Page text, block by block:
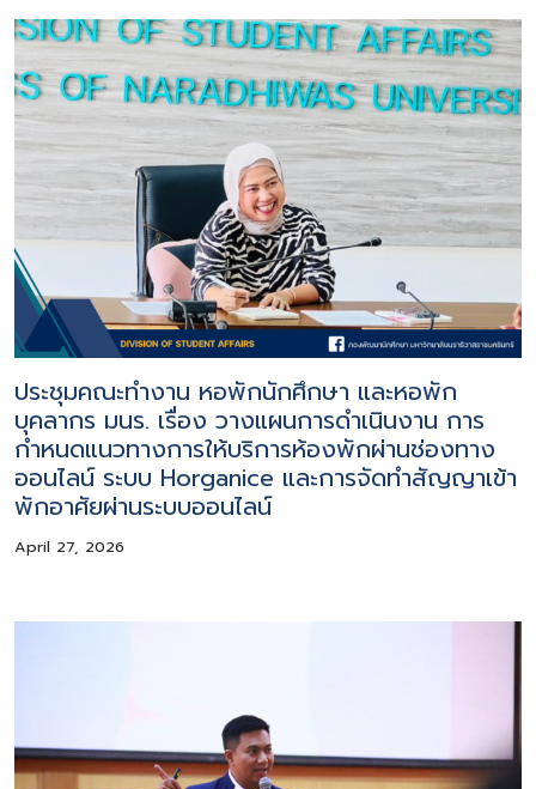
ประชุมคณะทำงาน หอพักนักศึกษา และหอพัก
บุคลากร มนร. เรื่อง วางแผนการดำเนินงาน การ
กำหนดแนวทางการให้บริการห้องพักผ่านช่องทาง
ออนไลน์ ระบบ Horganice และการจัดทำสัญญาเข้า
พักอาศัยผ่านระบบออนไลน์
April 27, 2026